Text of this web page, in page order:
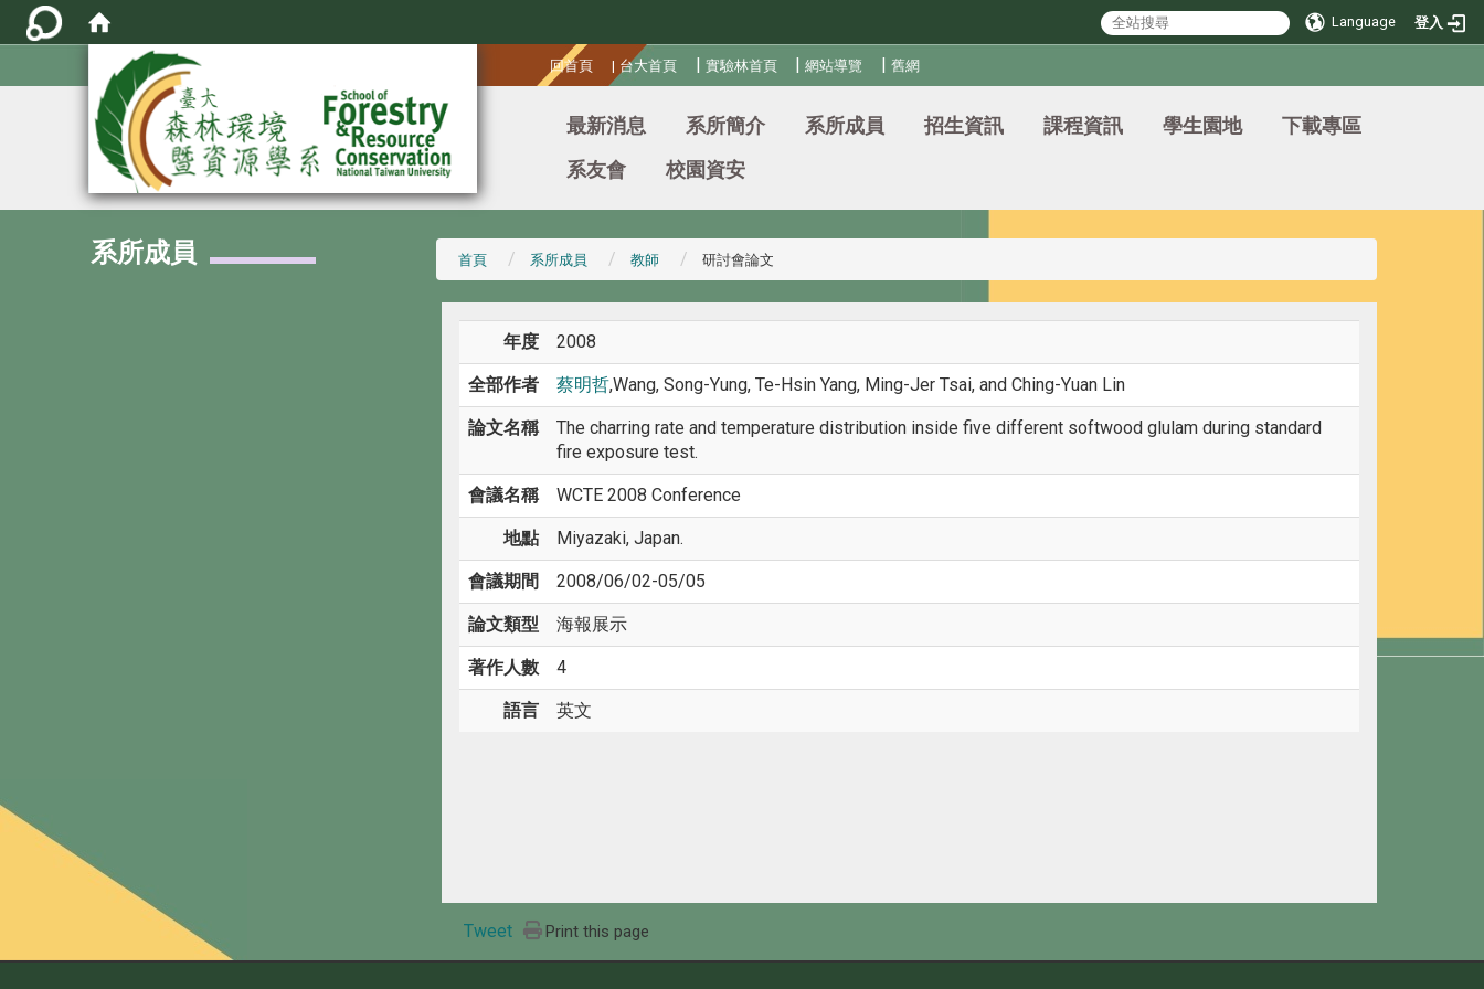
Language 登入
回首頁 | 台大首頁 | 實驗林首頁 |網站導覽 |舊網
最新消息 系所簡介 系所成員 招生資訊 課程資訊 學生園地
下載專區
系友會
校園資安
系所成員 首頁 系所成員 教師 研討會論文
年度 2008
全部作者 蔡明哲,Wang, Song-Yung, Te-Hsin Yang, Ming-Jer Tsai, and Ching-Yuan Lin
論文名稱
The charring rate and temperature distribution inside five different softwood glulam during standard
fire exposure test.
會議名稱 WCTE 2008 Conference
地點 Miyazaki, Japan.
會議期間 2008/06/02-05/05
論文類型 海報展示
著作人數 4
語言 英文
Tweet Print this page